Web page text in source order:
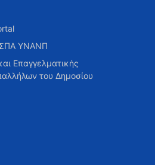
ΥΝΑΝΠ
Επαγγελματικής
του Δημοσίου